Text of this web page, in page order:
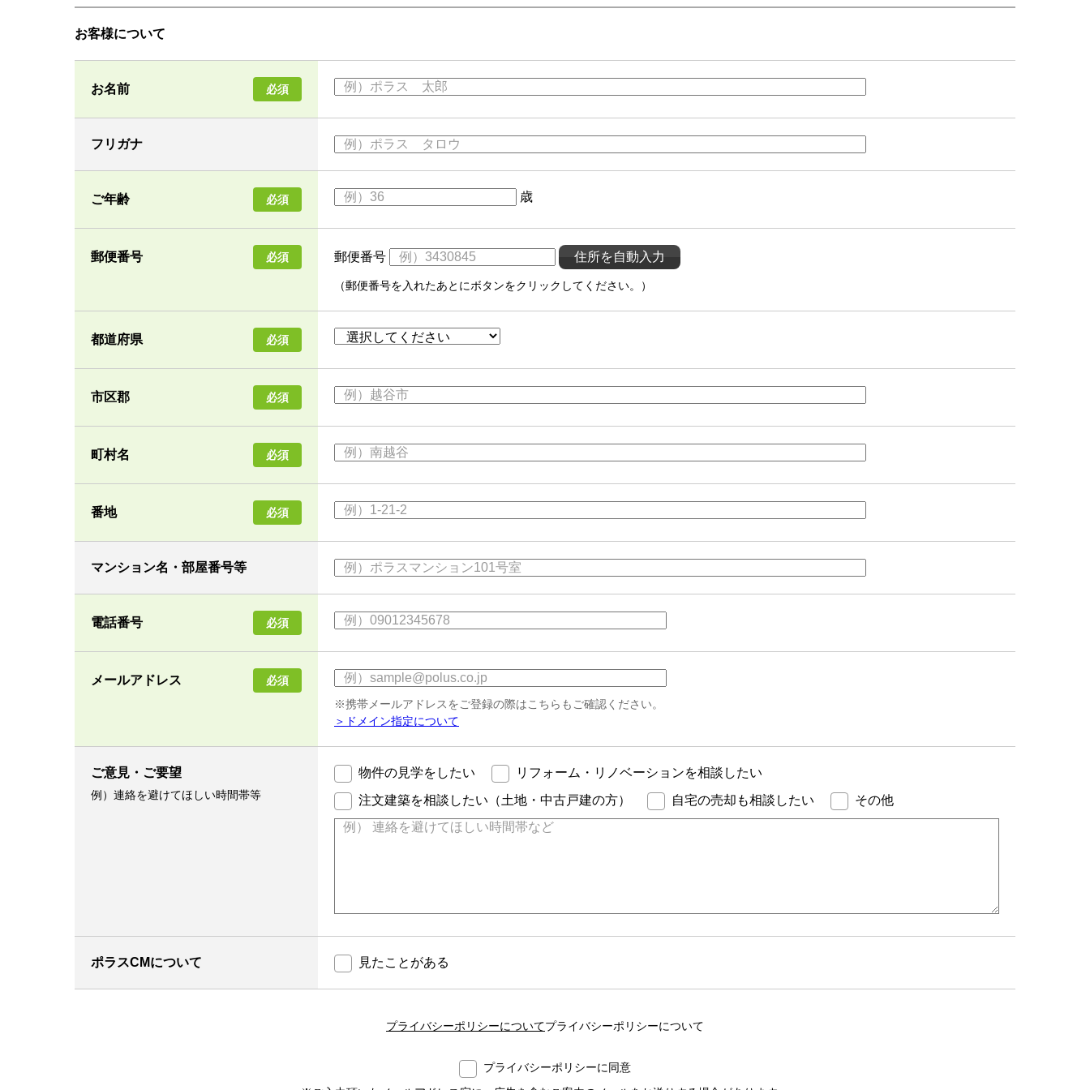
お客様について
お名前 必須
フリガナ
ご年齢 必須 歳
郵便番号 必須 郵便番号
（郵便番号を入れたあとにボタンをクリックしてください。）
都道府県 必須
市区郡 必須
町村名 必須
番地 必須
マンション名・部屋番号等
電話番号 必須
メールアドレス
必須
※携帯メールアドレスをご登録の際はこちらもご確認ください。
＞ドメイン指定について
ご意見・ご要望
例）連絡を避けてほしい時間帯等
物件の見学をしたい
リフォーム・リノベーションを相談したい
注文建築を相談したい（土地・中古戸建の方）
自宅の売却も相談したい その他
ポラスCMについて 見たことがある
プライバシーポリシーについてプライバシーポリシーについて
プライバシーポリシーに同意